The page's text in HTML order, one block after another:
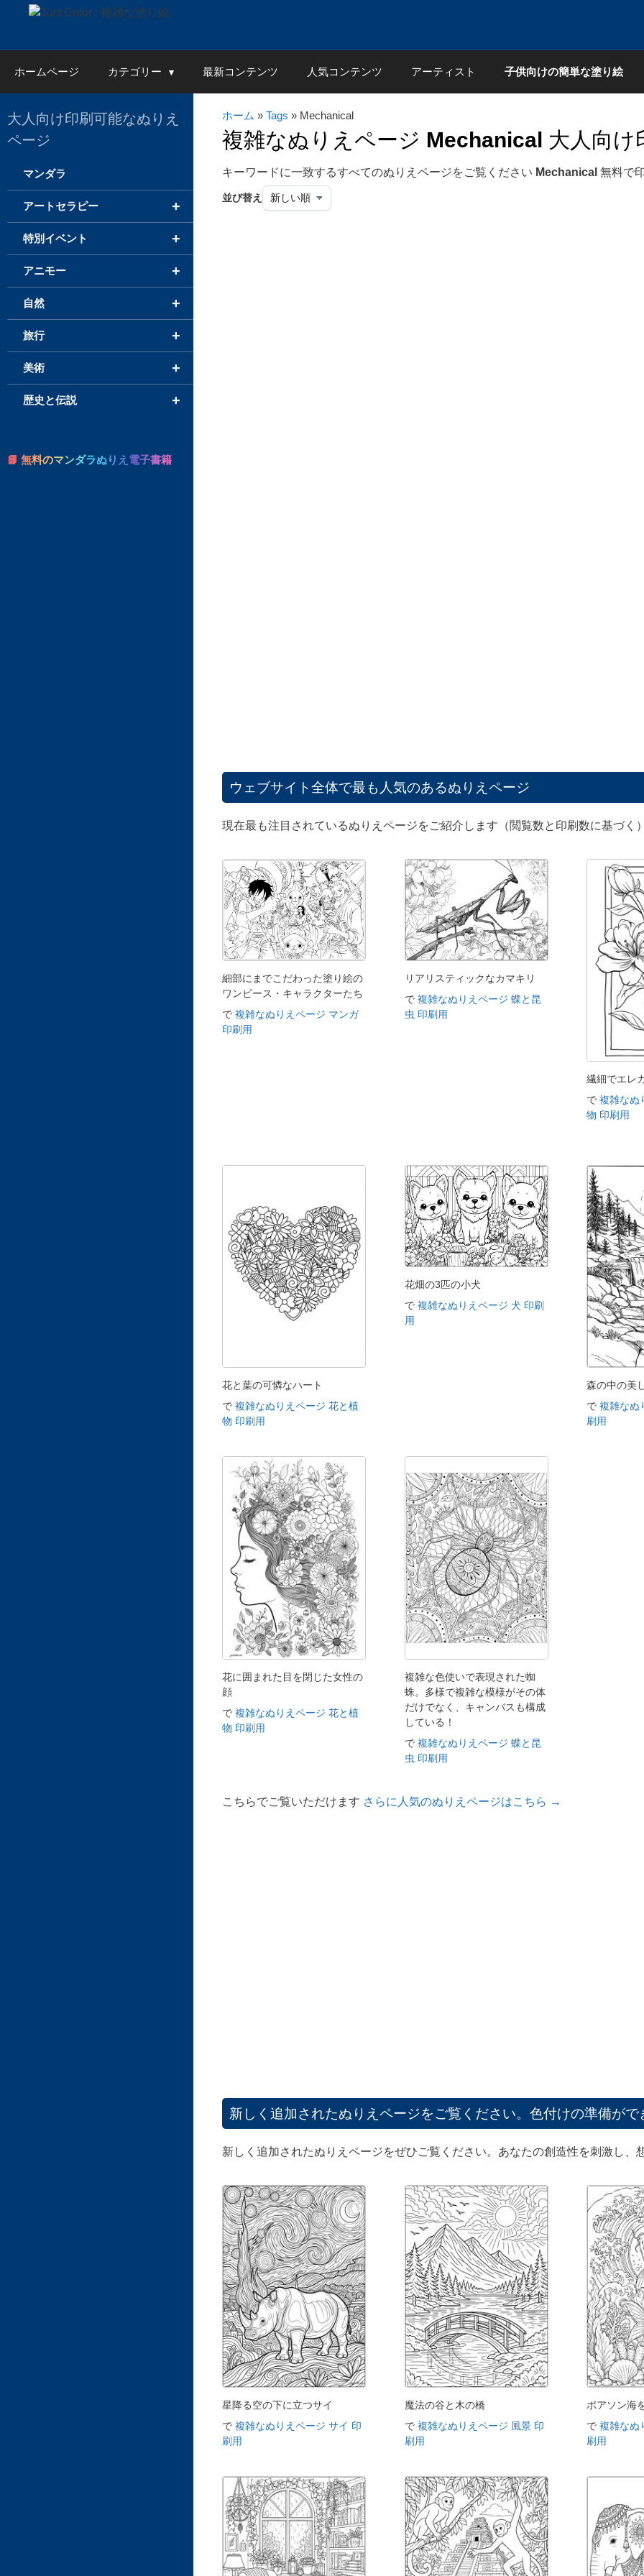
ホームページ カテゴリー 最新コンテンツ 人気コンテンツ アーティスト 子供向けの簡単な塗り絵
ホーム » Tags » Mechanical
複雑なぬりえページ Mechanical 大人向け
キーワードに一致するすべてのぬりえページをご覧ください Mechanical 無料で
並び替え
ウェブサイト全体で最も人気のあるぬりえページ
現在最も注目されているぬりえページをご紹介します（閲覧数と印刷数に基づく
細部にまでこだわった塗り絵の
ワンピース・キャラクターたち
で 複雑なぬりえページ マンガ
印刷用
リアリスティックなカマキリ
で 複雑なぬりえページ 蝶と昆
虫 印刷用
繊細でエレ
で複雑なぬ
物 印刷用
花と葉の可憐なハート
で 複雑なぬりえページ 花と植
物 印刷用
花畑の3匹の小犬
で 複雑なぬりえページ 犬 印刷
用
森の中の美
で複雑なぬ
刷用
花に囲まれた目を閉じた女性の
顔
で 複雑なぬりえページ 花と植
物 印刷用
複雑な色使いで表現された蜘
蛛。多様で複雑な模様がその体
だけでなく、キャンバスも構成
している！
で 複雑なぬりえページ 蝶と昆
虫 印刷用
こちらでご覧いただけます さらに人気のぬりえページはこちら →
新しく追加されたぬりえページをご覧ください。色付けの準備がで
新しく追加されたぬりえページをぜひご覧ください。あなたの創造性を刺激し、
星降る空の下に立つサイ
で 複雑なぬりえページ サイ 印
刷用
魔法の谷と木の橋
で 複雑なぬりえページ 風景 印
刷用
ポアソン海
で複雑なぬ
刷用
大人向け印刷可能なぬりえ
ページ
マンダラ
+
アートセラピー
+
特別イベント
+
アニモー
+
自然
+
旅行
+
美術
+
歴史と伝説
📘 無料のマンダラぬりえ電子書籍